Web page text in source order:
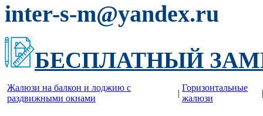
inter-s-m@yandex.ru
БЕСПЛАТНЫЙ
Жалюзи на балкон и лоджию c
раздвижными окнами
|
Горизонтальные
жалюзи
|